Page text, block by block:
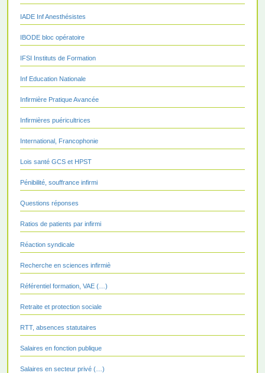
IADE Inf Anesthésistes
IBODE bloc opératoire
IFSI Instituts de Formation
Inf Education Nationale
Infirmière Pratique Avancée
Infirmières puéricultrices
International, Francophonie
Lois santé GCS et HPST
Pénibilité, souffrance infirmi
Questions réponses
Ratios de patients par infirmi
Réaction syndicale
Recherche en sciences infirmiè
Référentiel formation, VAE (…)
Retraite et protection sociale
RTT, absences statutaires
Salaires en fonction publique
Salaires en secteur privé (…)